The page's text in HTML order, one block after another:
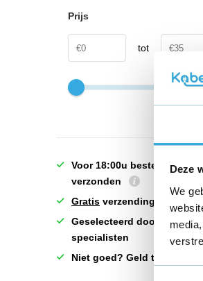
Deze
We
Prijs
tot
Voor 18:00u besteld =
verzonden
Gratis verzending!
Geselecteerd door échte
specialisten
Niet goed? Geld terug!